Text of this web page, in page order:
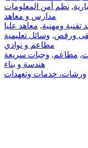
, نظم أمن المعلومات
مدارس و معاهد
تقنية ومهنية, معاهد عليا
ورقص, وسائل تعليمية
مطاعم و نوادي
, مطاعم, وجبات سريعة
هندسة و بناء
ورشات، خدمات وتعهدات